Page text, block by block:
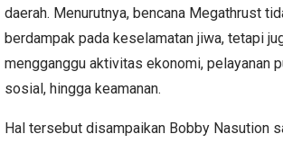
daerah. Menurutnya, bencana Megathrust
berdampak pada keselamatan jiwa, tetapi
mengganggu aktivitas ekonomi, pelayanan
sosial, hingga keamanan.
Hal tersebut disampaikan Bobby Nasution